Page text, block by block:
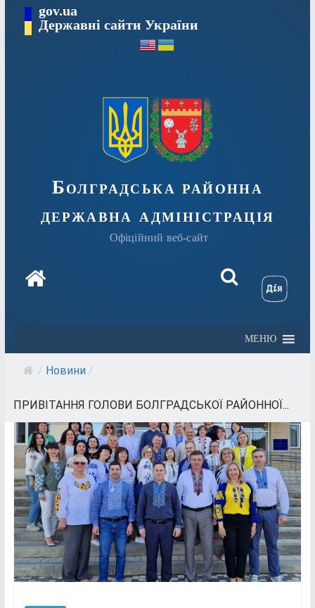
Перейтиgov.ua
Державні сайти України
Болградська районна
державна адміністрація
Офіційний веб-сайт
МЕНЮ
/ Новини /
ПРИВІТАННЯ ГОЛОВИ БОЛГРАДСЬКОЇ РАЙОННОЇ...